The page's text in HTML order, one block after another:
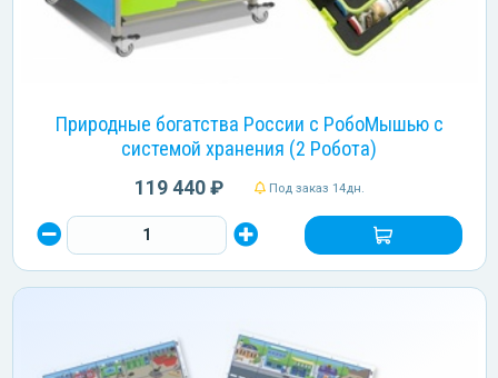
Природные богатства России с РобоМышью с
системой хранения (2 Робота)
119 440 ₽ Под заказ 14дн.